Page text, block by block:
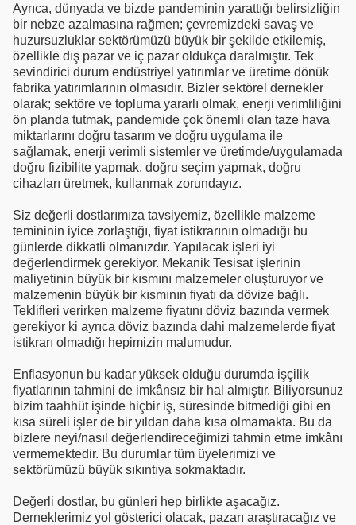
Ayrıca, dünyada ve bizde pandeminin yarattığı belirsizliğin
bir nebze azalmasına rağmen; çevremizdeki savaş ve
huzursuzluklar sektörümüzü büyük bir şekilde etkilemiş,
özellikle dış pazar ve iç pazar oldukça daralmıştır. Tek
sevindirici durum endüstriyel yatırımlar ve üretime dönük
fabrika yatırımlarının olmasıdır. Bizler sektörel dernekler
olarak; sektöre ve topluma yararlı olmak, enerji verimliliğini
ön planda tutmak, pandemide çok önemli olan taze hava
miktarlarını doğru tasarım ve doğru uygulama ile
sağlamak, enerji verimli sistemler ve üretimde/uygulamada
doğru fizibilite yapmak, doğru seçim yapmak, doğru
cihazları üretmek, kullanmak zorundayız.
Siz değerli dostlarımıza tavsiyemiz, özellikle malzeme
temininin iyice zorlaştığı, fiyat istikrarının olmadığı bu
günlerde dikkatli olmanızdır. Yapılacak işleri iyi
değerlendirmek gerekiyor. Mekanik Tesisat işlerinin
maliyetinin büyük bir kısmını malzemeler oluşturuyor ve
malzemenin büyük bir kısmının fiyatı da dövize bağlı.
Teklifleri verirken malzeme fiyatını döviz bazında vermek
gerekiyor ki ayrıca döviz bazında dahi malzemelerde fiyat
istikrarı olmadığı hepimizin malumudur.
Enflasyonun bu kadar yüksek olduğu durumda işçilik
fiyatlarının tahmini de imkânsız bir hal almıştır. Biliyorsunuz
bizim taahhüt işinde hiçbir iş, süresinde bitmediği gibi en
kısa süreli işler de bir yıldan daha kısa olmamakta. Bu da
bizlere neyi/nasıl değerlendireceğimizi tahmin etme imkânı
vermemektedir. Bu durumlar tüm üyelerimizi ve
sektörümüzü büyük sıkıntıya sokmaktadır.
Değerli dostlar, bu günleri hep birlikte aşacağız.
Derneklerimiz yol gösterici olacak, pazarı araştıracağız ve